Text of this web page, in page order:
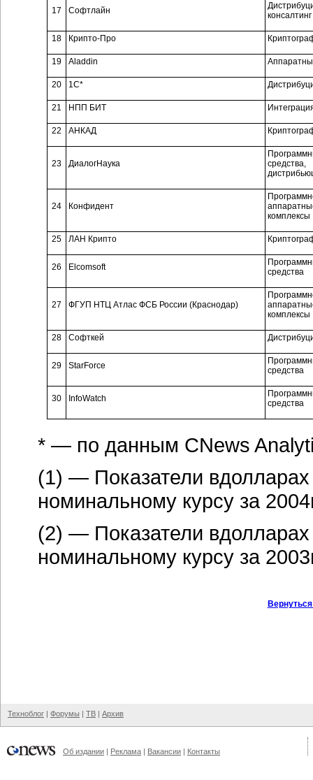
17 Софтлайн
консалтинг
18 Крипто-Про
19 Aladdin
20 1C*
21 НПП БИТ
22 АНКАД
23 ДиалогНаука
средства,
24 Конфидент
комплексы
25 ЛАН Крипто
26 Elcomsoft
средства
27 ФГУП НТЦ Атлас ФСБ России (Краснодар)
комплексы
28 Софткей
29 StarForce
средства
30 InfoWatch
средства
* — по данным CNews
(1) — Показатели
номинальному курсу за
(2) — Показатели
номинальному курсу за
Техноблог | Форумы | ТВ | Архив
Об издании | Реклама | Вакансии | Контакты